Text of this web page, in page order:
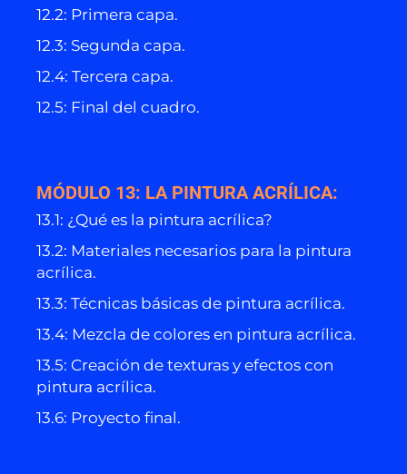
12.2: Primera capa.
12.3: Segunda capa.
12.4: Tercera capa.
12.5: Final del cuadro.
MÓDULO 13: LA PINTURA ACRÍLICA:
13.1: ¿Qué es la pintura acrílica?
13.2: Materiales necesarios para la pintura
acrílica.
13.3: Técnicas básicas de pintura acrílica.
13.4: Mezcla de colores en pintura acrílica.
13.5: Creación de texturas y efectos con
pintura acrílica.
13.6: Proyecto final.